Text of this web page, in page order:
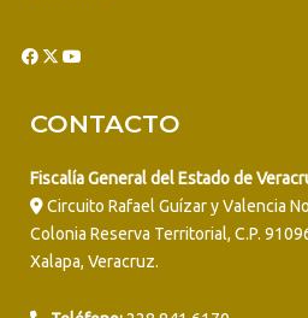
CONTACTO
Fiscalía General del Estado de
Circuito Rafael Guízar y Valencia
Colonia Reserva Territorial, C.P.
Xalapa, Veracruz.